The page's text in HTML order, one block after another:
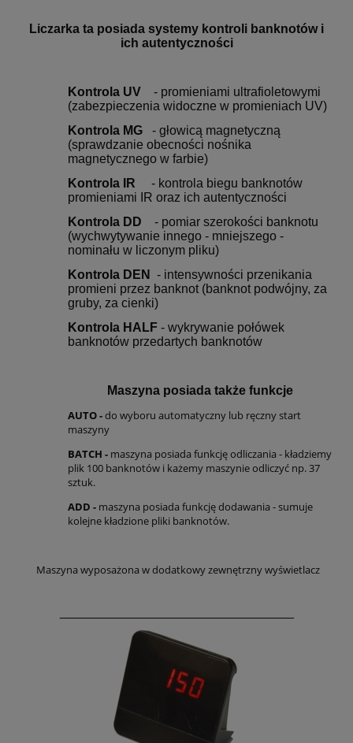
Liczarka ta posiada systemy kontroli banknotów i
ich autentyczności
Kontrola UV
- promieniami ultrafioletowymi
(zabezpieczenia widoczne w promieniach UV)
Kontrola MG
- głowicą magnetyczną
(sprawdzanie obecności nośnika
magnetycznego w farbie)
Kontrola IR - kontrola biegu banknotów
promieniami IR oraz ich autentyczności
Kontrola DD - pomiar szerokości banknotu
(wychwytywanie innego - mniejszego -
nominału w liczonym pliku)
Kontrola DEN
- intensywności przenikania
promieni przez banknot (banknot podwójny, za
gruby, za cienki)
Kontrola HALF - wykrywanie połówek
banknotów przedartych banknotów
Maszyna posiada także funkcje
AUTO -do wyboru automatyczny lub ręczny start
maszyny
BATCH - maszyna posiada funkcję odliczania - kładziemy
plik 100 banknotów i każemy maszynie odliczyć np. 37
sztuk.
ADD - maszyna posiada funkcję dodawania - sumuje
kolejne kładzione pliki banknotów.
Maszyna wyposażona w dodatkowy zewnętrzny wyświetlacz